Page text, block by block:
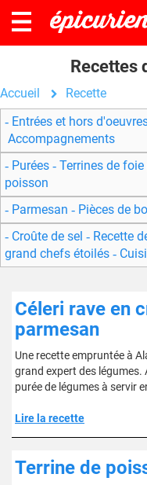
Recettes
Accueil
Recette
Entrées et hors
Accompagnements
Purées
Terrines de
poisson
Parmesan
Pièces de
Croûte de sel
Recette
grand chefs étoilés
Céleri rave en
parmesan
Une recette empruntée à
grand expert des légumes.
purée de légumes à servir
Lire la recette
Terrine de